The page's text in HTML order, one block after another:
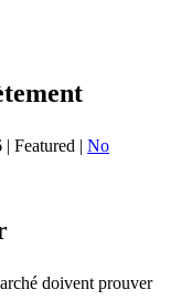
| Featured | No
doivent prouver